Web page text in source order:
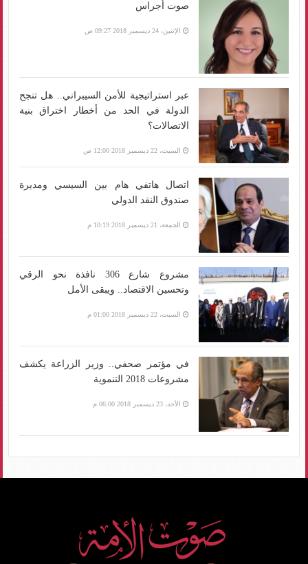
صوت أجراس
الإثنين، 24 ديسمبر 2018 09:27 ص
عبر استراتيجية للأمن السيبراني.. هل تنجح
الدولة في الحد من أخطار اختراق بنية
الاتصالات؟
السبت، 22 ديسمبر 2018 12:00 ص
اتصال هاتفي هام بين السيسي ومديرة
صندوق النقد الدولي
الجمعة، 21 ديسمبر 2018 10:19 م
مشروع شارع 306 نافذة نحو الرقي
وتحسين الاقتصاد.. ويبقى الأمل
السبت، 22 ديسمبر 2018 01:00 م
في مؤتمر صحفي.. وزير الزراعة يكشف
مشروعات 2018 التنموية
الأحد، 23 ديسمبر 2018 06:00 م